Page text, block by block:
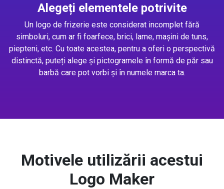
Alegeți elementele potrivite
Un logo de frizerie este considerat incomplet fără
simboluri, cum ar fi foarfece, brici, lame, mașini de tuns,
piepteni, etc. Cu toate acestea, pentru a oferi o perspectivă
distinctă, puteți alege și pictogramele în formă de păr sau
barbă care pot vorbi și în numele marca ta.
Motivele utilizării acestui
Logo Maker